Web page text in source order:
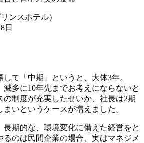
ンスホテル）
日
て「中期」というと、大体3年。
滅多に10年先までお考えにならないと
の制度が充実したせいか、社長は2期
いというケースが増えました。
期的な、環境変化に備えた経営をと
のは民間企業の場合、実はマネジメ